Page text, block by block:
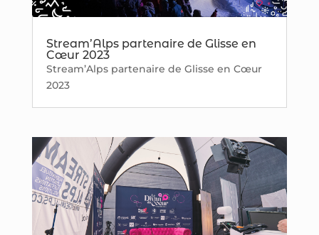
Stream’Alps partenaire de Glisse en
Cœur 2023
Stream’Alps partenaire de Glisse en Cœur
2023